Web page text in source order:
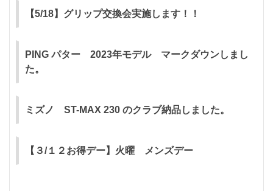
【5/18】グリップ交換会実施します！！
PING パター 2023年モデル マークダウンしまし
た。
ミズノ ST-MAX 230 のクラブ納品しました。
【３/１２お得デー】火曜 メンズデー